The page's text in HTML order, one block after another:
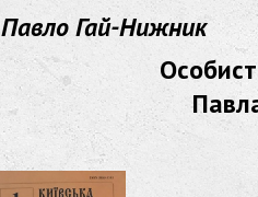
Павло Гай-Нижник